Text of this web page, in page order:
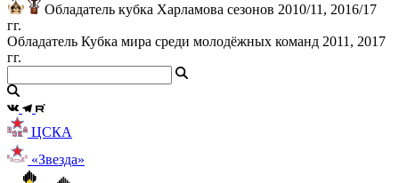
Обладатель кубка Харламова сезонов 2010/11, 2016/17
гг.
Обладатель Кубка мира среди молодёжных команд 2011, 2017
гг.
ЦСКА
«Звезда»